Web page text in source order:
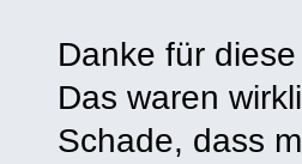
Danke für
Das waren
Schade, dass